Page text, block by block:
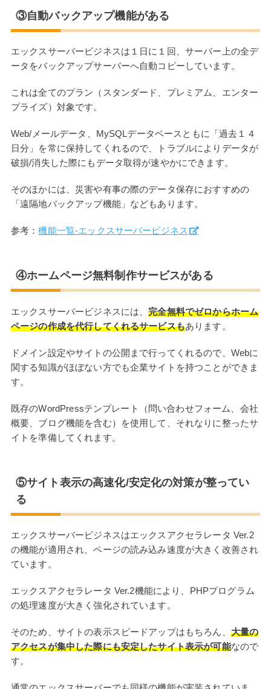
③自動バックアップ機能がある
エックスサーバービジネスは１日に１回、サーバー上の全デ
ータをバックアップサーバーへ自動コピーしています。
これは全てのプラン（スタンダード、プレミアム、エンター
プライズ）対象です。
Web/メールデータ、MySQLデータベースともに「過去１４
日分」を常に保持してくれるので、トラブルによりデータが
破損/消失した際にもデータ取得が速やかにできます。
そのほかには、災害や有事の際のデータ保存におすすめの
「遠隔地バックアップ機能」などもあります。
参考：機能一覧‐エックスサーバービジネス
④ホームページ無料制作サービスがある
エックスサーバービジネスには、完全無料でゼロからホーム
ページの作成を代行してくれるサービスもあります。
ドメイン設定やサイトの公開まで行ってくれるので、Webに
関する知識がほぼない方でも企業サイトを持つことができま
す。
既存のWordPressテンプレート（問い合わせフォーム、会社
概要、ブログ機能を含む）を使用して、それなりに整ったサ
イトを準備してくれます。
⑤サイト表示の高速化/安定化の対策が整ってい
る
エックスサーバービジネスはエックスアクセラレータ Ver.2
の機能が適用され、ページの読み込み速度が大きく改善され
ています。
エックスアクセラレータ Ver.2機能により、PHPプログラム
の処理速度が大きく強化されています。
そのため、サイトの表示スピードアップはもちろん、 大量の
アクセスが集中した際にも安定したサイト表示が可能なので
す。